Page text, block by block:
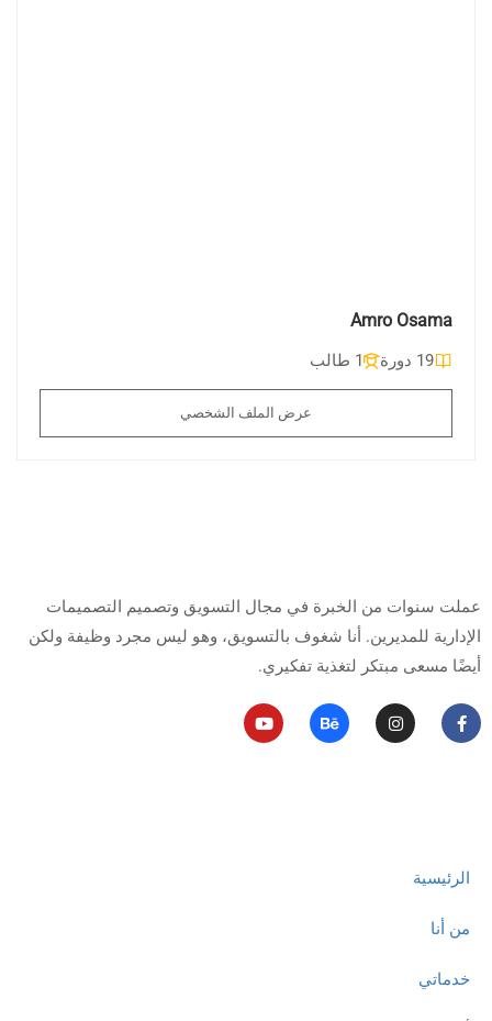
Amro Osama
19 دورة 1 طالب
عرض الملف الشخصي
عملت سنوات من الخبرة في مجال التسويق وتصميم التصميمات
الإدارية للمديرين. أنا شغوف بالتسويق، وهو ليس مجرد وظيفة ولكن
أيضًا مسعى مبتكر لتغذية تفكيري.
الرئيسية
من أنا
خدماتي